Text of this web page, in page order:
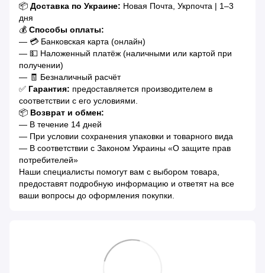
📦 Доставка по Украине: Новая Почта, Укрпочта | 1–3
дня
💰 Способы оплаты:
— 💳 Банковская карта (онлайн)
— 💵 Наложенный платёж (наличными или картой при
получении)
— 🧾 Безналичный расчёт
✅ Гарантия: предоставляется производителем в
соответствии с его условиями.
📦 Возврат и обмен:
— В течение 14 дней
— При условии сохранения упаковки и товарного вида
— В соответствии с Законом Украины «О защите прав
потребителей»
Наши специалисты помогут вам с выбором товара,
предоставят подробную информацию и ответят на все
ваши вопросы до оформления покупки.